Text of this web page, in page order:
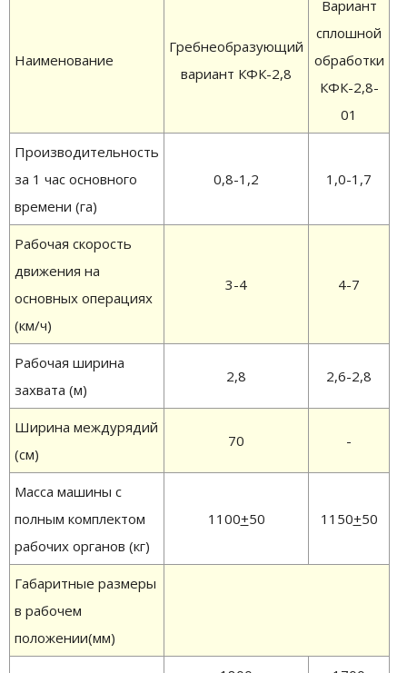
Наименование
Гребнеобразующий
вариант КФК-2,8
Вариант
сплошной
обработки
КФК-2,8-
01
Производительность
за 1 час основного
времени (га)
0,8-1,2 1,0-1,7
Рабочая скорость
движения на
основных операциях
(км/ч)
3-4 4-7
Рабочая ширина
захвата (м)
2,8 2,6-2,8
Ширина междурядий
(см)
70 -
Масса машины с
полным комплектом
рабочих органов (кг)
1100+50 1150+50
Габаритные размеры
в рабочем
положении(мм)